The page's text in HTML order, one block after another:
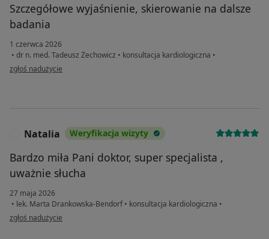
Szczegółowe wyjaśnienie, skierowanie na dalsze
badania
1 czerwca 2026
• dr n. med. Tadeusz Żechowicz • konsultacja kardiologiczna •
w opinii użytkownika KB
zgłoś nadużycie
Natalia Weryfikacja wizyty
Bardzo miła Pani doktor, super specjalista ,
uważnie słucha
27 maja 2026
• lek. Marta Drankowska-Bendorf• konsultacja kardiologiczna •
w opinii użytkownika Natalia
zgłoś nadużycie